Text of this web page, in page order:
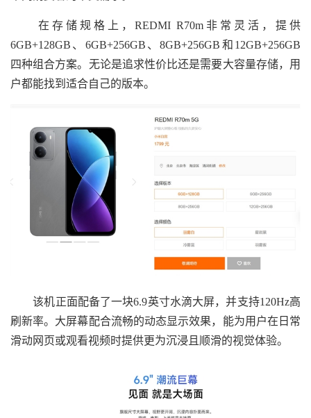
在存储规格上，REDMI R70m非常灵活，提供
6GB+128GB、6GB+256GB、8GB+256GB和12GB+256GB
四种组合方案。无论是追求性价比还是需要大容量存储，用
户都能找到适合自己的版本。
该机正面配备了一块6.9英寸水滴大屏，并支持120Hz高
刷新率。大屏幕配合流畅的动态显示效果，能为用户在日常
滑动网页或观看视频时提供更为沉浸且顺滑的视觉体验。